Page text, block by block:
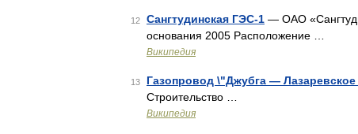
12 Сангтудинская ГЭС-1 — ОАО
основания 2005 Расположение …
Википедия
13 Газопровод \"Джубга —
Строительство …
Википедия